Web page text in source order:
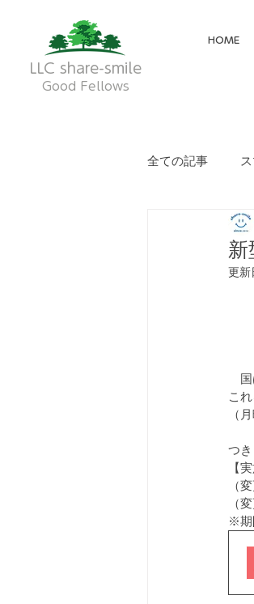
LLC share-smile
Good Fellows
HOME
全ての記事
メイディア
更新
国
こ
（
つ
【
（
（
※期